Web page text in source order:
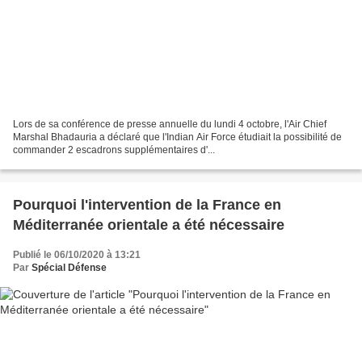
Lors de sa conférence de presse annuelle du lundi 4 octobre, l'Air Chief
Marshal Bhadauria a déclaré que l'Indian Air Force étudiait la possibilité de
commander 2 escadrons supplémentaires d'...
Pourquoi l'intervention de la France en
Méditerranée orientale a été nécessaire
Publié le 06/10/2020 à 13:21
Par Spécial Défense